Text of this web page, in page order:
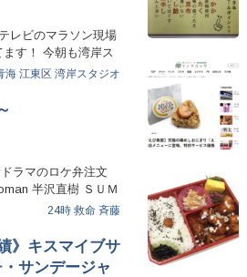
レビのマラソン現場
す！ 今朝も湾岸ス
海 江東区 湾岸スタジオ
ラマのロケ弁注文
半沢直樹 ＳＵＭ
24時 救命 斉藤
》キスマイブサ
サンデージャ